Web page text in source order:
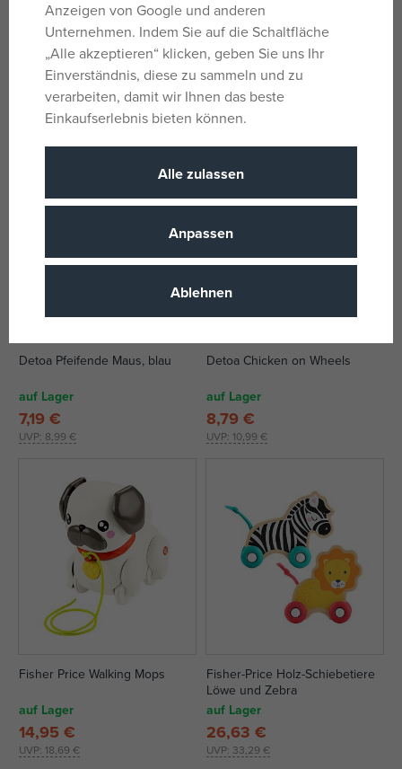
DJECO Holz-Multivan mit
Teddybären
auf Lager
24,90 €
19,92 €
Bino-Krokodilritt auf einer
Stange
auf Lager
UVP:16,19 €
12,95 €
Detoa Pfeifende Maus, blau
auf Lager
UVP: 8,99 €
7,19 €
Detoa Chicken on Wheels
auf Lager
UVP: 10,99 €
8,79 €
Fisher Price Walking Mops
auf Lager
UVP: 18,69 €
14,95 €
Fisher-Price Holz-Schiebetiere
Löwe und Zebra
auf Lager
UVP: 33,29 €
26,63 €
Anzeigen von Google und anderen
Unternehmen. Indem Sie auf die Schaltfläche
„Alle akzeptieren“ klicken, geben Sie uns Ihr
Einverständnis, diese zu sammeln und zu
verarbeiten, damit wir Ihnen das beste
Einkaufserlebnis bieten können.
Alle zulassen
Anpassen
Ablehnen